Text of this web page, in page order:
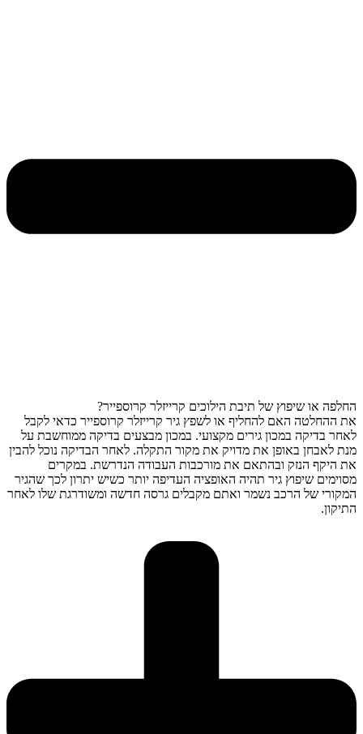
החלפה או שיפוץ של תיבת הילוכים קרייזלר קרוספייר?
את ההחלטה האם להחליף או לשפץ גיר קרייזלר קרוספייר כדאי לקבל
לאחר בדיקה במכון גירים מקצועי. במכון מבצעים בדיקה ממוחשבת על
מנת לאבחן באופן את מדויק את מקור התקלה. לאחר הבדיקה נוכל להבין
את היקף הנזק ובהתאם את מורכבות העבודה הנדרשת. במקרים
מסוימים שיפוץ גיר תהיה האופציה העדיפה יותר כשיש יתרון לכך שהגיר
המקורי של הרכב נשמר ואתם מקבלים גרסה חדשה ומשודרגת שלו לאחר
התיקון.